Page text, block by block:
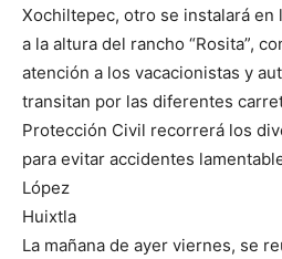
Xochiltepec, otro se instalará
a la altura del rancho “Rosita”,
atención a los vacacionistas y
transitan por las diferentes
Protección Civil recorrerá los
para evitar accidentes
López
Huixtla
La mañana de ayer viernes, se